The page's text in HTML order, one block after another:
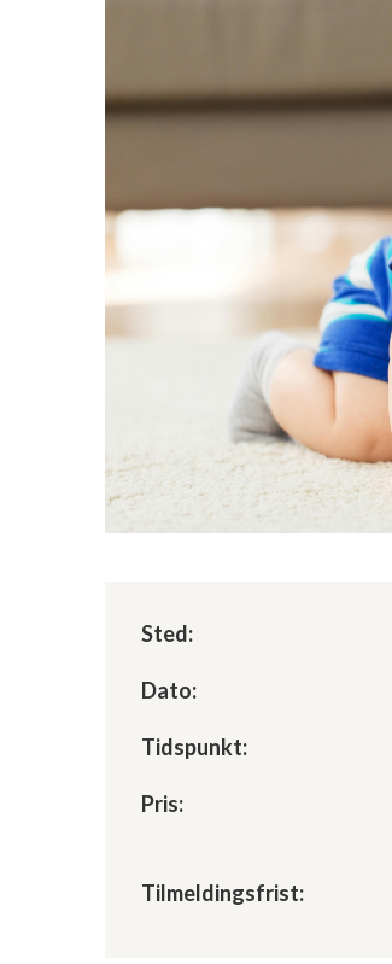
Sted:
Dato:
Tidspunkt:
Pris:
Tilmeldingsfrist: